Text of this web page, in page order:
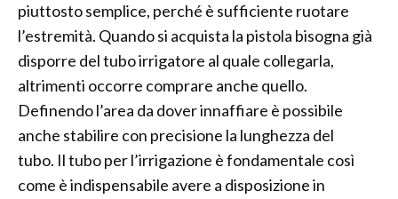
piuttosto semplice, perché è sufficiente ruotare
l’estremità. Quando si acquista la pistola bisogna già
disporre del tubo irrigatore al quale collegarla,
altrimenti occorre comprare anche quello.
Definendo l’area da dover innaffiare è possibile
anche stabilire con precisione la lunghezza del
tubo. Il tubo per l’irrigazione è fondamentale così
come è indispensabile avere a disposizione in